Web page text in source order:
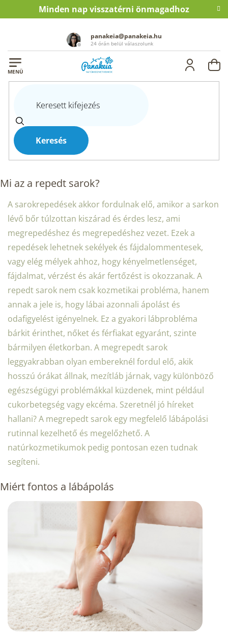
Minden nap visszatérni önmagadhoz
Keresés
panakeia@panakeia.hu
24 órán belül válaszolunk
TERMÉSZETES MEGOLDÁS A
MEGREPEDT SARKAKRA
30.1.2025
Mi az a repedt sarok?
A sarokrepedések akkor fordulnak elő, amikor a sarkon
lévő bőr túlzottan kiszárad és érdes lesz, ami
megrepedéshez és megrepedéshez vezet. Ezek a
repedések lehetnek sekélyek és fájdalommentesek,
vagy elég mélyek ahhoz, hogy kényelmetlenséget,
fájdalmat, vérzést és akár fertőzést is okozzanak. A
repedt sarok nem csak kozmetikai probléma, hanem
annak a jele is, hogy lábai azonnali ápolást és
odafigyelést igényelnek. Ez a gyakori lábprobléma
bárkit érinthet, nőket és férfiakat egyaránt, szinte
bármilyen életkorban. A megrepedt sarok
leggyakrabban olyan embereknél fordul elő, akik
hosszú órákat állnak, mezítláb járnak, vagy különböző
egészségügyi problémákkal küzdenek, mint például
cukorbetegség vagy ekcéma. Szeretnél jó híreket
hallani? A megrepedt sarok egy megfelelő lábápolási
rutinnal kezelhető és megelőzhető. A
natúrkozmetikumok pedig pontosan ezen tudnak
segíteni.
Miért fontos a lábápolás